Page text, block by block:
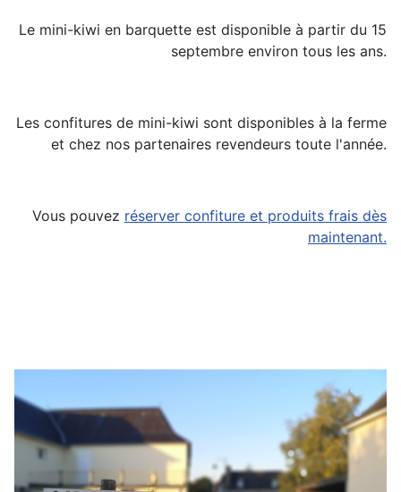
Le mini-kiwi en barquette est disponible à partir du 15
septembre environ tous les ans.
Les confitures de mini-kiwi sont disponibles à la ferme
et chez nos partenaires revendeurs toute l'année.
Vous pouvez réserver confiture et produits frais dès
maintenant.